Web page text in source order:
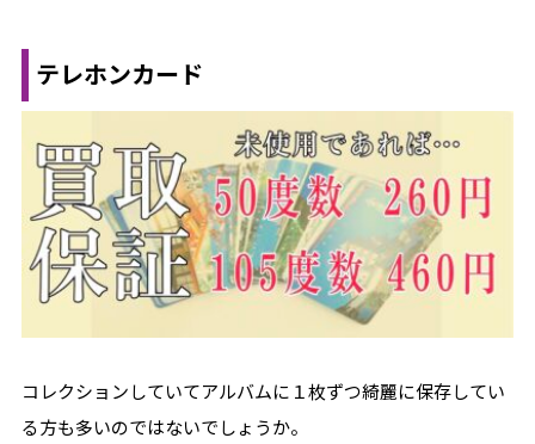
テレホンカード
コレクションしていてアルバムに１枚ずつ綺麗に保存してい
る方も多いのではないでしょうか。